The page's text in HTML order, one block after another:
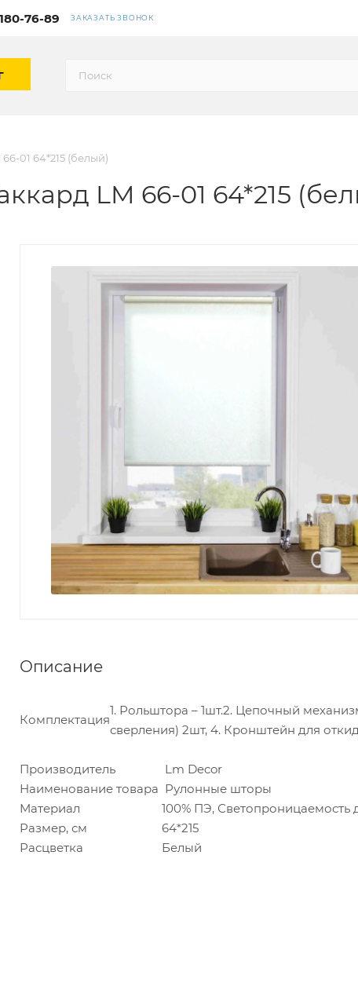
76-89 ЗАКАЗАТЬ ЗВОНОК
01 64*215 (белый)
LM 66-01 64*215
Описание
Комплектация
1. Рольштора – 1шт.2. Цепочный
сверления) 2шт, 4. Кронштейн для
Производитель
Lm Decor
Наименование товара Рулонные шторы
Материал
100% ПЭ, Светопроницаемость
Размер, см
64*215
Расцветка
Белый